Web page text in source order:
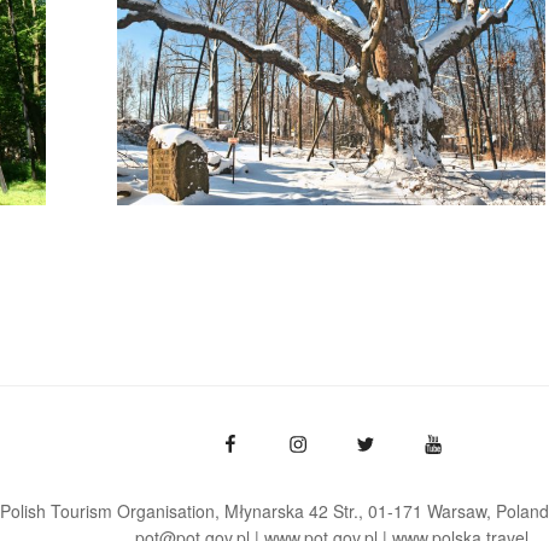
Polish Tourism Organisation, Młynarska 42 Str., 01-171 Warsaw Poland